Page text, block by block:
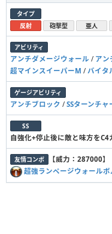
タイプ
反射
砲撃型 亜人
アビリティ
アンチダメージウォール / アン
超マインスイーパーM / バイタ
ゲージアビリティ
アンチブロック / SSターンチャ
SS
自強化+停止後に敵と味方をC4
友情コンボ 【威力：287000】
超強ランページウォールボ